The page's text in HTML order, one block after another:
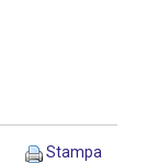
Stampa